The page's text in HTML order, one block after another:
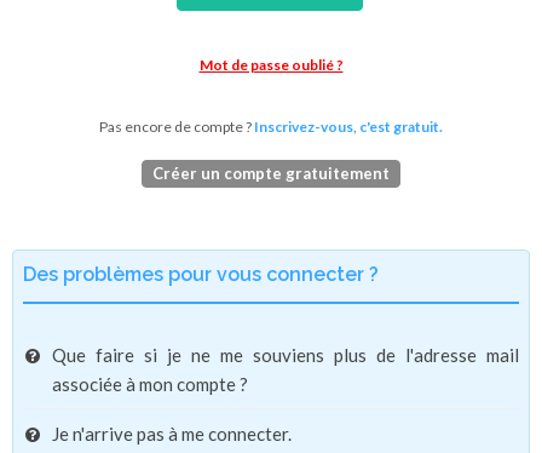
Mot de passe oublié ?
Pas encore de compte ? Inscrivez-vous, c'est gratuit.
Créer un compte gratuitement
Des problèmes pour vous connecter ?
Que faire si je ne me souviens plus de l'adresse mail
associée à mon compte ?
Je n'arrive pas à me connecter.